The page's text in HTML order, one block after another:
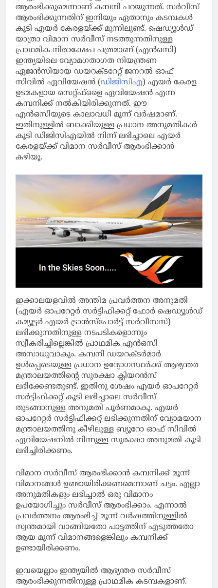
ആരംഭിക്കുമെന്നാണ് കമ്പനി പറയുന്നത്. സര്‍വീസ്
ആരംഭിക്കുന്നതിന് ഇനിയും ഏതാനും കടമ്പകള്‍
കൂടി എയര്‍ കേരളയ്ക്ക് മുന്നിലുണ്ട്. ഷെഡ്യൂള്‍ഡ്
യാത്രാ വിമാന സര്‍വീസ് നടത്തുന്നതിനുള്ള
പ്രാഥമിക നിരാക്ഷേപ പത്രമാണ് (എന്‍ഒസി)
ഇന്ത്യയിലെ വ്യോമഗതാഗത നിയന്ത്രണ
ഏജന്‍സിയായ ഡയറക്ടറേറ്റ് ജനറല്‍ ഓഫ്
സിവില്‍ ഏവിയേഷന്‍ (ഡിജിസിഎ) എയര്‍ കേരള
ഉടമകളായ സെറ്റ്ഫ്‌ളൈ ഏവിയേഷന്‍ എന്ന
കമ്പനിക്ക് നല്‍കിയിരിക്കുന്നത്. ഈ
എന്‍ഒസിയുടെ കാലാവധി മൂന്ന് വര്‍ഷമാണ്.
ഇതിനുള്ളില്‍ ബാക്കിയുള്ള പ്രധാന അനുമതികള്‍
കൂടി ഡിജിസിഎയില്‍ നിന്ന് ലഭിച്ചാലെ എയര്‍
കേരളയ്ക്ക് വിമാന സര്‍വീസ് ആരംഭിക്കാന്‍
കഴിയൂ.
ഇക്കാലയളവില്‍ അന്തിമ പ്രവര്‍ത്തന അനുമതി
(എയര്‍ ഓപറേറ്റര്‍ സര്‍ട്ടിഫിക്കറ്റ് ഫോര്‍ ഷെഡ്യൂള്‍ഡ്
കമ്യൂട്ടര്‍ എയര്‍ ട്രാന്‍സ്‌പോര്‍ട്ട് സര്‍വീസസ്)
ലഭിക്കുന്നതിനുള്ള നടപടികളൊന്നും
സ്വീകരിച്ചില്ലെങ്കില്‍ പ്രാഥമിക എൻഒസി
അസാധുവാകും. കമ്പനി ഡയറക്ടര്‍മാര്‍
ഉള്‍പ്പെടെയുള്ള പ്രധാന ഉദ്യോഗസ്ഥര്‍ക്ക് ആഭ്യന്തര
മന്ത്രാലയത്തിന്റെ സുരക്ഷാ ക്ലിയറന്‍സ്
ലഭിക്കേണ്ടതുണ്ട്. ഇതിനു ശേഷം എയര്‍ ഓപറേറ്റര്‍
സര്‍ട്ടിഫിക്കറ്റ് കൂടി ലഭിച്ചാലെ സര്‍വീസ്
തുടങ്ങാനുള്ള അനുമതി പൂര്‍ണമാകൂ. എയര്‍
ഓപറേറ്റര്‍ സര്‍ട്ടിഫിക്കറ്റ് ലഭിക്കുന്നതിന് വ്യോമയാന
മന്ത്രാലയത്തിനു കീഴിലുള്ള ബ്യൂറോ ഓഫ് സിവില്‍
ഏവിയേഷനില്‍ നിന്നുള്ള സുരക്ഷാ അനുമതി കൂടി
ലഭിച്ചിരിക്കണം.
വിമാന സര്‍വീസ് ആരംഭിക്കാന്‍ കമ്പനിക്ക് മൂന്ന്
വിമാനങ്ങള്‍ ഉണ്ടായിരിക്കണമെന്നാണ് ചട്ടം. എല്ലാ
അനുമതികളും ലഭിച്ചാല്‍ ഒരു വിമാനം
ഉപയോഗിച്ചും സര്‍വീസ് ആരംഭിക്കാം. എന്നാല്‍
പ്രവര്‍ത്തനം ആരംഭിച്ച് മൂന്ന് വര്‍ഷത്തിനുള്ളില്‍
സ്വന്തമായി വാങ്ങിയതോ പാട്ടത്തിന് എടുത്തതോ
ആയ മൂന്ന് വിമാനങ്ങളെങ്കിലും കമ്പനിക്ക്
ഉണ്ടായിരിക്കണം.
ഇവയെല്ലാം ഇന്ത്യയിൽ ആഭ്യന്തര സർവീസ്
ആരംഭിക്കുന്നതിനുള്ള പ്രാഥമിക കടമ്പകളാണ്.